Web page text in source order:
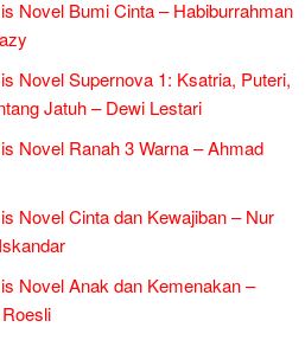
Novel Bumi Cinta – Habiburrahman
Novel Supernova 1: Ksatria, Puteri,
Jatuh – Dewi Lestari
Novel Ranah 3 Warna – Ahmad
Novel Cinta dan Kewajiban – Nur
Novel Anak dan Kemenakan –